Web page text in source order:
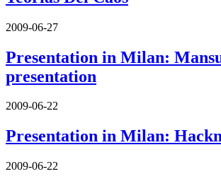
2009-06-27
Presentation in Milan:
presentation
2009-06-22
Presentation in Milan:
2009-06-22